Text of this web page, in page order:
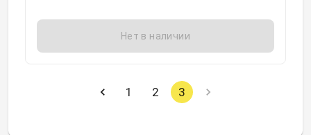
Нет в наличии
1 2 3